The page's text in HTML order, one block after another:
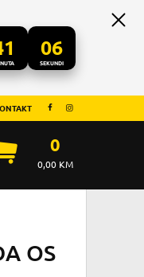
06
SEKUNDI
0
0,00KM
OS